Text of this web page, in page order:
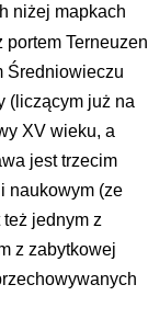
niżej mapkach
portem Terneuzen
Średniowieczu
(liczącym już na
XV wieku, a
jest trzecim
naukowym (ze
jednym z
z zabytkowej